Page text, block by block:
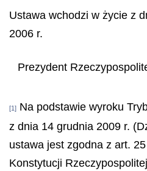
Ustawa wchodzi w życie z
2006 r.
Prezydent
[1] Na podstawie wyroku
z dnia 14 grudnia 2009 r.
ustawa jest zgodna z art.
Konstytucji